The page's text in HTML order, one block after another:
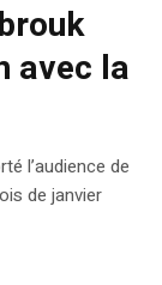
avec la
l’audience de
de janvier